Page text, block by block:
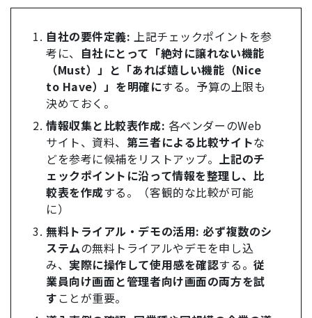
自社の要件定義: 上記チェックポイントを参
考に、 自社にとって「絶対に譲れない機能
（Must）」と「あれば嬉しい機能（Nice
to Have）」を明確にする。予算の上限も
決めておく。
情報収集と比較表作成: 各ベンダーのWeb
サイト、資料、 第三者による比較サイトな
どを参考に候補をリストアップ。 上記のチ
ェックポイントに沿って情報を整理し、比
較表を作成する。（客観的な比較が可能
に）
無料トライアル・デモの活用: 必ず複数のシ
ステムの無料トライアルやデモを申し込
み、 実際に操作して使用感を確認する。従
業員向け画面と管理者向け画面の両方を試
す ことが重要。